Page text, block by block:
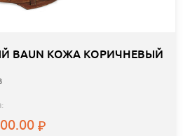
BAUN КОЖА КОРИЧНЕВЫЙ